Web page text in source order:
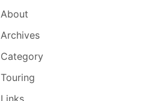
About
Archives
Category
Touring